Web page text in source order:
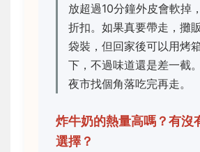
放超過10分鐘外皮會軟掉
折扣。如果真要帶走，攤
袋裝，但回家後可以用烤
下，不過味道還是差一截
夜市找個角落吃完再走。
炸牛奶的熱量高嗎？有沒
選擇？